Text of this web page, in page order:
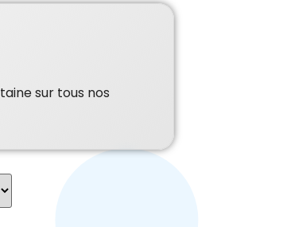
sur tous nos